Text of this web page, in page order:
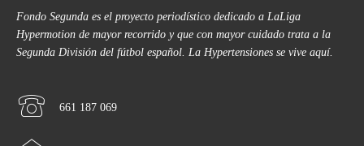
Fondo Segunda es el proyecto periodístico dedicado a LaLiga
Hypermotion de mayor recorrido y que con mayor cuidado trata a la
Segunda División del fútbol español. La Hypertensiones se vive aquí.
661 187 069